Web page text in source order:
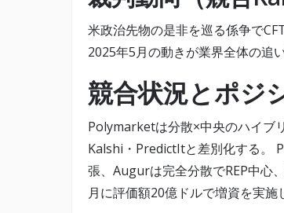
米政治先物の是非を巡る係争で
2025年5月の動きが業界全体の追
競合状況とポジ
Polymarketは分散×中央のハイブ
Kalshi・PredictItと差別化する。
張、Augurは完全分散でREP中心
月に評価額20億ドルで増資を実施